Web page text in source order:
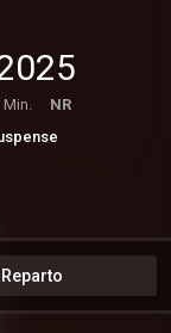
Min.
NR
Reparto